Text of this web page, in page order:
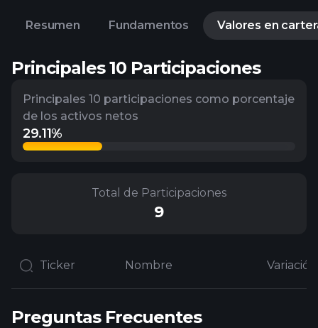
Resumen Fundamentos Valores en
Principales 10 Participaciones
Principales 10 participaciones como porcentaje
de los activos netos
29.11%
Total de Participaciones
9
Ticker Nombre
Preguntas Frecuentes